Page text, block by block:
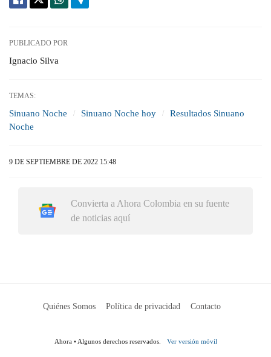
PUBLICADO POR
Ignacio Silva
TEMAS:
Sinuano Noche Sinuano Noche hoy
Resultados Sinuano
Noche
9 DE SEPTIEMBRE DE 2022 15:48
Convierta a Ahora Colombia en su fuente
de noticias aquí
Quiénes Somos Política de privacidad Contacto
Ahora • Algunos derechos reservados. Ver versión móvil